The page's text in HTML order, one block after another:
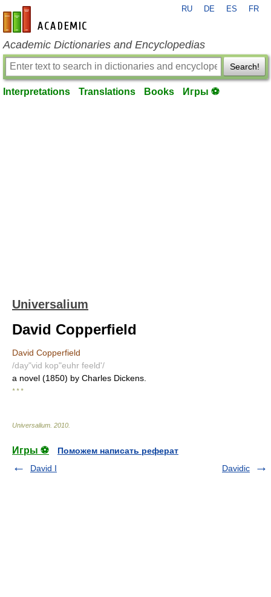
en-academic.com
RU DE ES FR
Academic Dictionaries and Encyclopedias
Search!
Interpretations Translations Books Игры ⚽
Universalium
David Copperfield
David Copperfield
/day"vid kop"euhr feeld'/
a novel (1850) by Charles Dickens.
* * *
Universalium 2010
Игры ⚽
Поможем написать реферат
David I
Davidic